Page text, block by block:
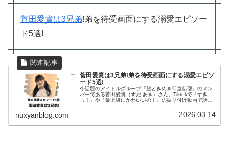
菅田愛貴は3兄弟!弟を待受画面にする溺愛エピソー
ド5選!
菅田愛貴は3兄弟!弟を待受画面にする溺愛エピソ
ード5選!
今話題のアイドルグループ『超ときめき♡宣伝部』のメン
バーである菅田愛貴（すだ あき）さん。Tiktokで『すき
っ！』や『最上級にかわいいの！』の振り付け動画で話題
nuxyanblog.com 2026.03.14